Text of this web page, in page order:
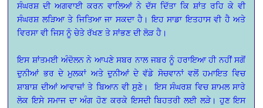
ਸੰਘਰਸ਼ ਦੀ ਅਗਵਾਈ ਕਰਨ ਵਾਲਿਆਂ ਨੇ ਦੱਸ ਦਿੱਤਾ ਕਿ ਸ਼ਾਂਤ ਰਹਿ ਕੇ ਵੀ
ਸੰਘਰਸ਼ ਲੜਿਆ ਤੇ ਜਿਤਿਆ ਜਾ ਸਕਦਾ ਹੈ। ਇਹ ਸਾਡਾ ਇਤਹਾਸ ਵੀ ਹੈ ਅਤੇ
ਵਿਰਸਾ ਵੀ ਜਿਸ ਨੂੰ ਚੇਤੇ ਰੱਖਣ ਤੇ ਸਾਂਭਣ ਦੀ ਲੋੜ ਹੈ।
ਇਸ ਸ਼ਾਂਤਮਈ ਅੰਦੋਲਨ ਨੇ ਆਪਣੇ ਸਬਰ ਨਾਲ ਜਬਰ ਨੂੰ ਹਰਾਇਆ ਹੀ ਨਹੀਂ ਸਗੋਂ
ਦੁਨੀਆਂ ਭਰ ਦੇ ਮੁਲਕਾਂ ਅਤੇ ਦੁਨੀਆਂ ਦੇ ਵੱਡੇ ਸੋਚਵਾਨਾਂ ਵਲੋਂ ਹਮਾਇਤ ਵਿਚ
ਸ਼ਾਬਾਸ਼ ਦੀਆਂ ਆਵਾਜ਼ਾਂ ਤੇ ਬਿਆਨ ਵੀ ਸੁਣੇ। ਇਸ ਸੰਘਰਸ਼ ਵਿਚ ਸ਼ਾਮਲ ਸਾਰੇ
ਲੋਕ ਇਸੇ ਸਮਾਜ ਦਾ ਅੰਗ ਹੋਣ ਕਰਕੇ ਇਸਦੀ ਬਿਹਤਰੀ ਲਈ ਲੜੇ। ਹੁਣ ਇਸ